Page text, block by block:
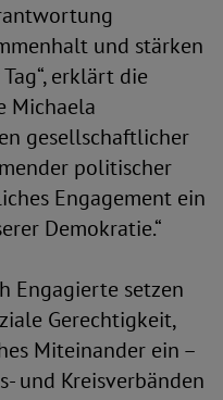
und stärken
erklärt die
Michaela
gesellschaftlicher
politischer
Engagement ein
Demokratie.“
Engagierte setzen
Gerechtigkeit,
Miteinander ein –
und Kreisverbänden